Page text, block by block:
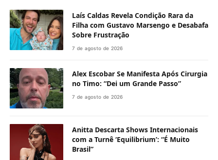
Laís Caldas Revela Condição Rara da
Filha com Gustavo Marsengo e Desabafa
Sobre Frustração
7 de agosto de 2026
Alex Escobar Se Manifesta Após Cirurgia
no Timo: “Dei um Grande Passo”
7 de agosto de 2026
Anitta Descarta Shows Internacionais
com a Turnê ‘Equilibrium’: “É Muito
Brasil”